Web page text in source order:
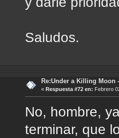
Saludos.
Re:Under a Killing Moon
« Respuesta #72 en: Febrero
No, hombre,
terminar, que